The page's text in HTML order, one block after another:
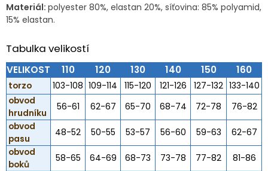
Materiál: polyester 80%, elastan 20%, síťovina: 85% polyamid,
15% elastan.
Tabulka velikostí
VELIKOST 110 120 130 140 150 160
torzo 103-108 109-114 115-120 121-126 127-132 133-140
obvod
hrudníku
56-61 62-67 65-70 68-74 72-78
76-82
obvod
pasu
48-52 50-55 53-57 56-60 59-63
62-67
obvod
boků
58-65 64-69 68-73 73-78 77-82 81-86